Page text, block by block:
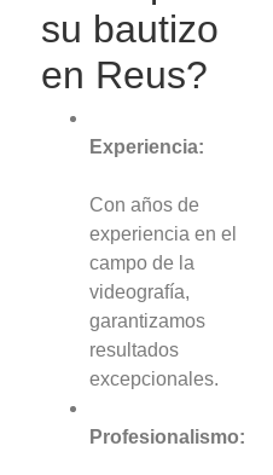
su bautizo
en Reus?
Experiencia:
Con años de
experiencia en el
campo de la
videografía,
garantizamos
resultados
excepcionales.
Profesionalismo: